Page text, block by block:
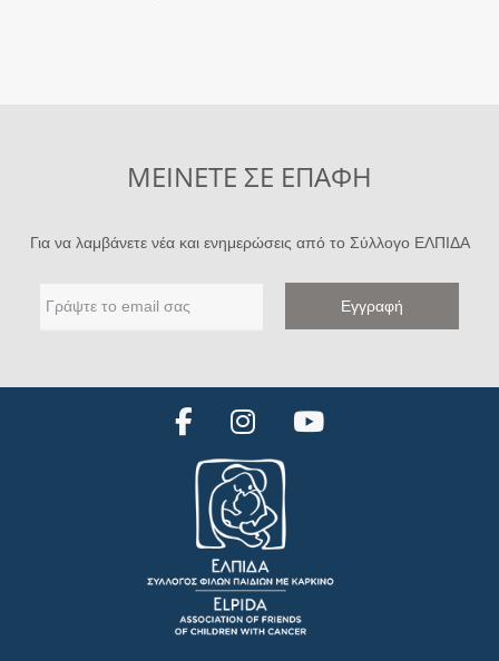
ΜΕΙΝΕΤΕ ΣΕ ΕΠΑΦΗ
Για να λαμβάνετε νέα και ενημερώσεις από το Σύλλογο ΕΛΠΙΔΑ
c
e
b
o
o
k
s
t
a
g
r
a
m
e